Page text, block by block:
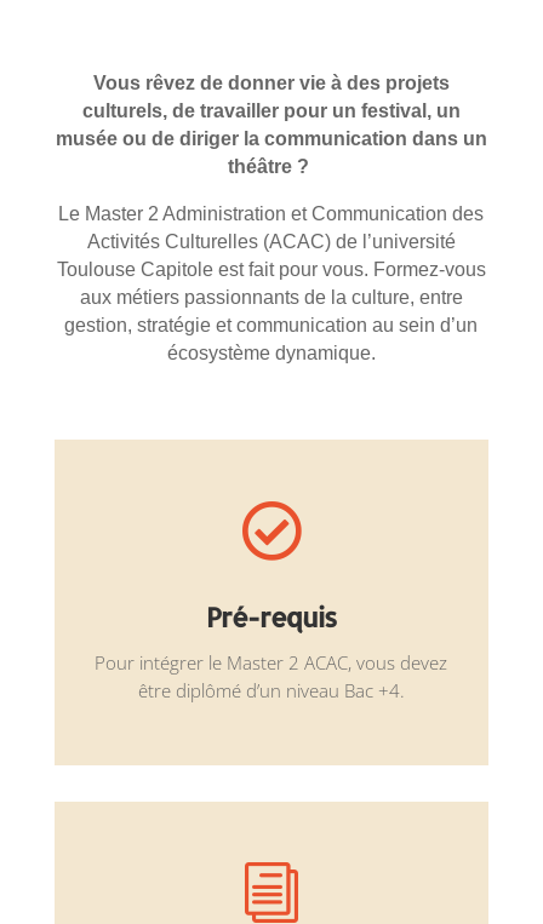
Vous rêvez de donner vie à des projets
culturels, de travailler pour un festival, un
musée ou de diriger la communication dans un
théâtre ?
Le Master 2 Administration et Communication des
Activités Culturelles (ACAC) de l’université
Toulouse Capitole est fait pour vous. Formez-vous
aux métiers passionnants de la culture, entre
gestion, stratégie et communication au sein d’un
écosystème dynamique.

Pré-requis
Pour intégrer le Master 2 ACAC, vous devez
être diplômé d’un niveau Bac +4.
i